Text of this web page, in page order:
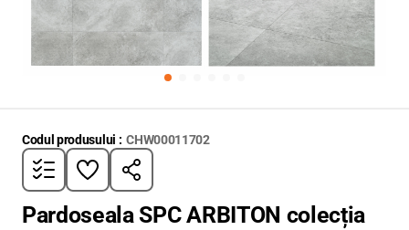
Codul produsului : CHW00011702
Pardoseala SPC ARBITON colecția